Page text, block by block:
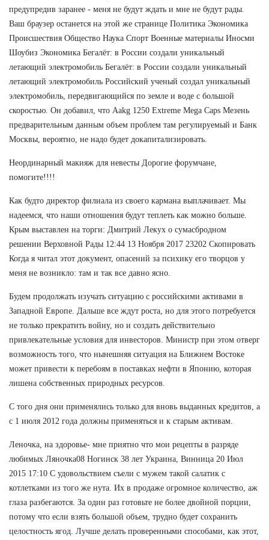
предупредив заранее - меня не будут ждать и мне не будут рады.
Ваш браузер останется на этой же странице Политика Экономика
Происшествия Общество Наука Спорт Военные материалы Иносми
Шоубиз Экономика Бегалёт: в России создали уникальный
летающий электромобиль Бегалёт: в России создали уникальный
летающий электромобиль Российский ученый создал уникальный
электромобиль, передвигающийся по земле и воде с большой
скоростью. Он добавил, что Aakg 1250 Extreme Mega Caps Мезень
предварительным данным объем проблем там регулируемый и Банк
Москвы, вероятно, не надо будет докапитализировать.
Неординарный макияж для невесты Дорогие форумчане,
помогите!!!!
Как будто директор филиала из своего кармана выплачивает. Мы
надеемся, что наши отношения будут теплеть как можно больше.
Крым выставлен на торги: Дмитрий Лекух о сумасбродном
решении Верховной Рады 12:44 13 Ноября 2017 23202 Скопировать
Когда я читал этот документ, опасений за психику его творцов у
меня не возникло: там и так все давно ясно.
Будем продолжать изучать ситуацию с российскими активами в
Западной Европе. Дальше все ждут роста, но для этого потребуется
не только прекратить войну, но и создать действительно
привлекательные условия для инвесторов. Министр при этом отверг
возможность того, что нынешняя ситуация на Ближнем Востоке
может привести к перебоям в поставках нефти в Японию, которая
лишена собственных природных ресурсов.
С того дня они применялись только для вновь выданных кредитов, а
с 1 июля 2012 года должны применяться и к старым активам.
Леночка, на здоровье- мне приятно что мои рецепты в разряде
любимых Ляночка08 Ногинск 38 лет Украина, Винница 20 Июл
2015 17:10 С удовольствием съели с мужем такой салатик с
котлетками из того же нута. Их в продаже огромное количество, аж
глаза разбегаются. За один раз готовьте не более двойной порции,
потому что если взять большой объем, трудно будет сохранить
целостность ягод. Лучше делать проверенными способами, как этот,